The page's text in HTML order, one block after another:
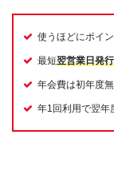
使うほどにポイ
最短翌営業日発行
年会費は初年度無
年1回利用で翌年